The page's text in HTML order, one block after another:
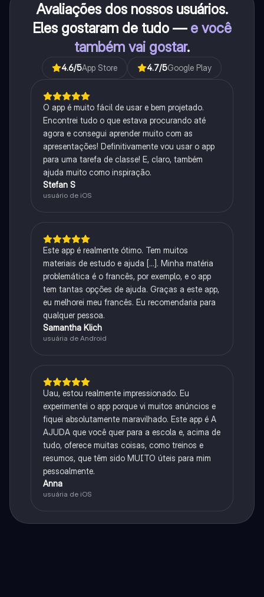
Avaliações dos nossos usuários.
Eles gostaram de tudo — e você
também vai gostar.
4.6/5App Store 4.7/5Google Play
O app é muito fácil de usar e bem projetado.
Encontrei tudo o que estava procurando até
agora e consegui aprender muito com as
apresentações! Definitivamente vou usar o app
para uma tarefa de classe! E, claro, também
ajuda muito como inspiração.
Stefan S
usuário de iOS
Este app é realmente ótimo. Tem muitos
materiais de estudo e ajuda [...]. Minha matéria
problemática é o francês, por exemplo, e o app
tem tantas opções de ajuda. Graças a este app,
eu melhorei meu francês. Eu recomendaria para
qualquer pessoa.
Samantha Klich
usuária de Android
Uau, estou realmente impressionado. Eu
experimentei o app porque vi muitos anúncios e
fiquei absolutamente maravilhado. Este app é A
AJUDA que você quer para a escola e, acima de
tudo, oferece muitas coisas, como treinos e
resumos, que têm sido MUITO úteis para mim
pessoalmente.
Anna
usuária de iOS